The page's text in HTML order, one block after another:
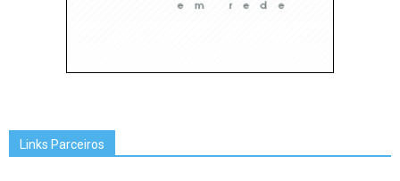
Links Parceiros